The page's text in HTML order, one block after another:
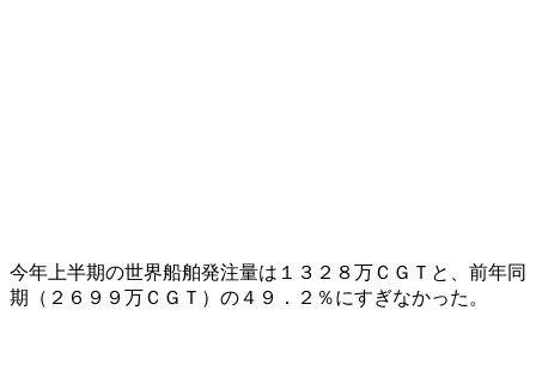
今年上半期の世界船舶発注量は１３２８万ＣＧＴと、前年同
期（２６９９万ＣＧＴ）の４９．２％にすぎなかった。